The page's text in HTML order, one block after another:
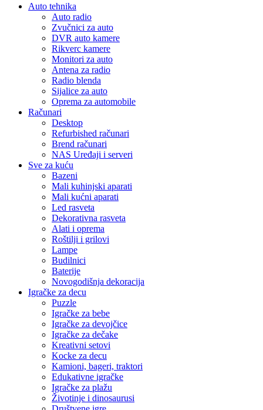
Auto tehnika
Auto radio
Zvučnici za auto
DVR auto kamere
Rikverc kamere
Monitori za auto
Antena za radio
Radio blenda
Sijalice za auto
Oprema za automobile
Računari
Desktop
Refurbished računari
Brend računari
NAS Uređaji i serveri
Sve za kuću
Bazeni
Mali kuhinjski aparati
Mali kućni aparati
Led rasveta
Dekorativna rasveta
Alati i oprema
Roštilji i grilovi
Lampe
Budilnici
Baterije
Novogodišnja dekoracija
Igračke za decu
Puzzle
Igračke za bebe
Igračke za devojčice
Igračke za dečake
Kreativni setovi
Kocke za decu
Kamioni, bageri, traktori
Edukativne igračke
Igračke za plažu
Životinje i dinosaurusi